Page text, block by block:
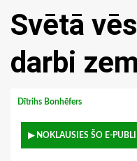
Svētā
darbi
Dītrihs Bonhēfers
▶ NOKLAUSIES ŠO E-